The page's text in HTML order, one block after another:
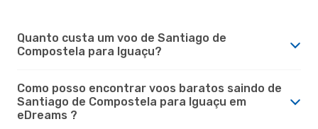
Quanto custa um voo de Santiago de
Compostela para Iguaçu?
Como posso encontrar voos baratos saindo de
Santiago de Compostela para Iguaçu em
eDreams ?